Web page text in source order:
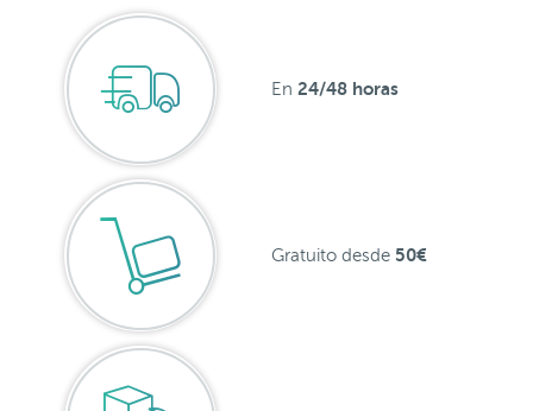
En 24/48 horas
Gratuito desde 50€